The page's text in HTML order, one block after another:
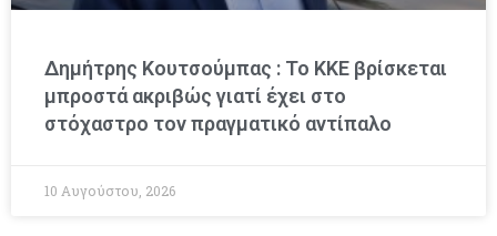
Δημήτρης Κουτσούμπας : Το ΚΚΕ βρίσκεται
μπροστά ακριβώς γιατί έχει στο
στόχαστρο τον πραγματικό αντίπαλο
10 Αυγούστου, 2026